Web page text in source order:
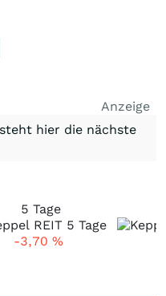
Anzeige
hier die nächste
5 Tage
-3,70 %